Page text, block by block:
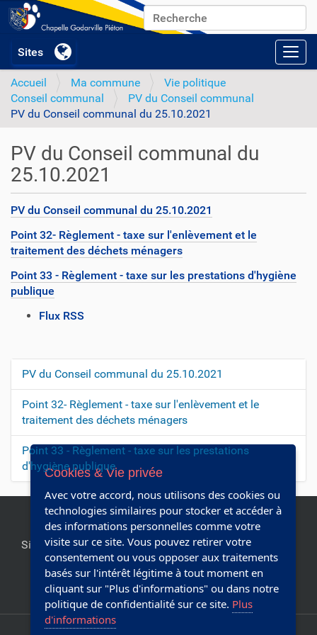
Chercher par
Recherche avancée…
Accueil Ma commune
Vie politique
Conseil communal
PV du Conseil communal
PV du Conseil communal du 25.10.2021
PV du Conseil communal du
25.10.2021
PV du Conseil communal du 25.10.2021
Point 32- Règlement - taxe sur l'enlèvement et le
traitement des déchets ménagers
Point 33 - Règlement - taxe sur les prestations d'hygiène
publique
n
u
t
Flux RSS
N
a
v
i
g
a
t
o
PV du Conseil communal du 25.10.2021
Point 32- Règlement - taxe sur l'enlèvement et le
traitement des déchets ménagers
Point 33 - Règlement - taxe sur les prestations
d'hygiène publique
Site officiel de la commune de Chapelle-lez-Herlaimont.
Editeur responsable:Collège communal
Réalisé avec Plone & Python
Plan du site
Cookies & Vie privée
Avec votre accord, nous utilisons des cookies ou
technologies similaires pour stocker et accéder à
des informations personnelles comme votre
visite sur ce site. Vous pouvez retirer votre
consentement ou vous opposer aux traitements
basés sur l'intérêt légitime à tout moment en
cliquant sur "Plus d'informations" ou dans notre
politique de confidentialité sur ce site. Plus
d'informations